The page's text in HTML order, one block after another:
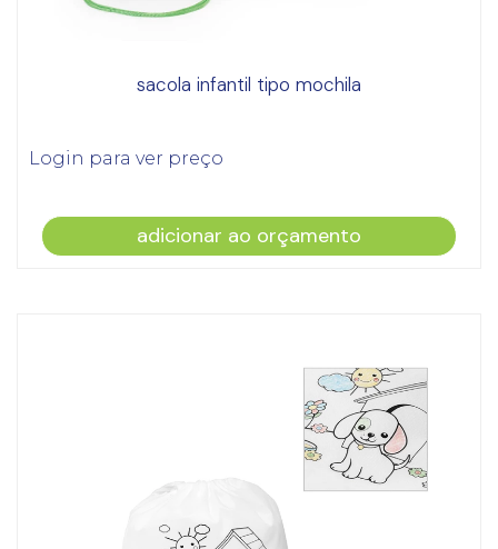
sacola infantil tipo mochila
Login para ver preço
adicionar ao orçamento